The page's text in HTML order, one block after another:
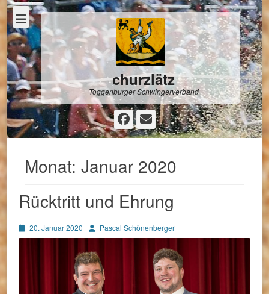
churzlätz
Toggenburger Schwingerverband
Facebook
E-
Mail
Monat:Januar 2020
Rücktritt und Ehrung
Posted
on
20. Januar 2020 AutorPascal Schönenberger